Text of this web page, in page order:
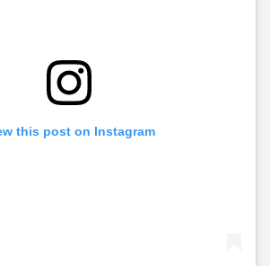
this post on Instagram